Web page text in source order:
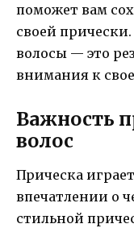
поможет вам
своей
волосы — это
внимания к
Важность
волос
Прическа
впечатлении о
стильной